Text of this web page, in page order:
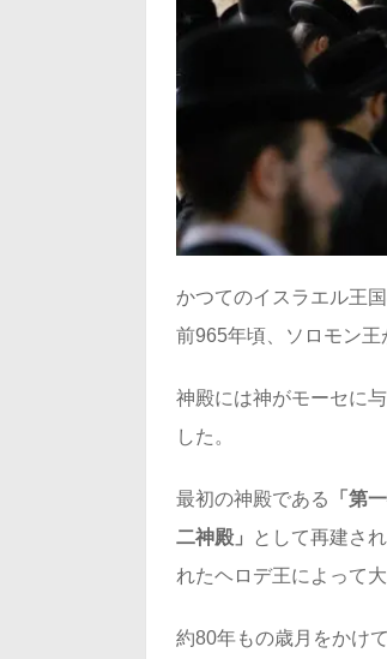
かつてのイスラエル王
前965年頃、ソロモン王
神殿には神がモーセに
した。
最初の神殿である 「第
二神殿」
として再建さ
れたヘロデ王によって
約80年もの歳月をかけ